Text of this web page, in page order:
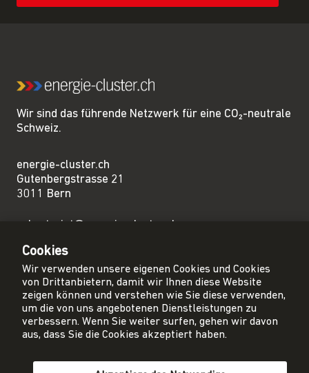
Wir sind das führende Netzwerk für eine CO₂-neutrale
Schweiz.
energie-cluster.ch
Gutenbergstrasse 21
3011 Bern
sekretariat@energie-cluster.ch
Privacy Policy
Impressum
AGB
Cookies
Wir verwenden unsere eigenen Cookies und Cookies
von Drittanbietern, damit wir Ihnen diese Website
zeigen können und verstehen wie Sie diese verwenden,
um die von uns angebotenen Dienstleistungen zu
verbessern. Wenn Sie weiter surfen, gehen wir davon
aus, dass Sie die Cookies akzeptiert haben.